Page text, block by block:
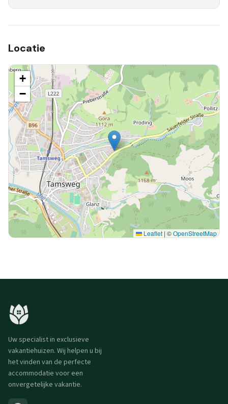
Locatie
+
−
Leaflet | ©OpenStreetMap
Uw specialist in exclusieve
vakantiehuizen. Wij helpen u bij
het vinden van de perfecte
accommodatie voor een
onvergetelijke vakantie.